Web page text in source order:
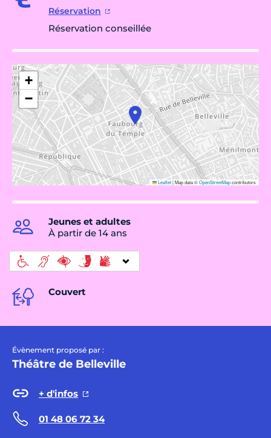
Réservation
Réservation conseillée
+
−
Leaflet|Map data ©OpenStreetMapcontributors
Jeunes et adultes
À partir de 14 ans
Couvert
Évènement proposé par :
Théâtre de Belleville
+ d'infos
01 48 06 72 34